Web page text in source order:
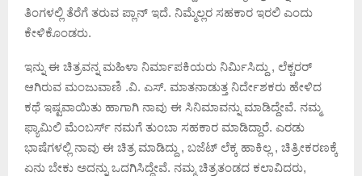
ತಿಂಗಳಲ್ಲಿ ತೆರೆಗೆ ತರುವ ಪ್ಲಾನ್ ಇದೆ. ನಿಮ್ಮೆಲ್ಲರ ಸಹಕಾರ ಇರಲಿ ಎಂದು
ಕೇಳಿಕೊಂಡರು.
ಇನ್ನು ಈ ಚಿತ್ರವನ್ನ ಮಹಿಳಾ ನಿರ್ಮಾಪಕಿಯರು ನಿರ್ಮಿಸಿದ್ದು , ಲೆಕ್ಚರರ್
ಆಗಿರುವ ಮಂಜುವಾಣಿ .ವಿ. ಎಸ್. ಮಾತನಾಡುತ್ತ ನಿರ್ದೇಶಕರು ಹೇಳಿದ
ಕಥೆ ಇಷ್ಟವಾಯಿತು ಹಾಗಾಗಿ ನಾವು ಈ ಸಿನಿಮಾವನ್ನು ಮಾಡಿದ್ದೇವೆ. ನಮ್ಮ
ಫ್ಯಾಮಿಲಿ ಮೆಂಬರ್ಸ್ ನಮಗೆ ತುಂಬಾ ಸಹಕಾರ ಮಾಡಿದ್ದಾರೆ. ಎರಡು
ಭಾಷೆಗಳಲ್ಲಿ ನಾವು ಈ ಚಿತ್ರ ಮಾಡಿದ್ದು , ಬಜೆಟ್ ಲೆಕ್ಕ ಹಾಕಿಲ್ಲ , ಚಿತ್ರೀಕರಣಕ್ಕೆ
ಏನು ಬೇಕು ಅದನ್ನು ಒದಗಿಸಿದ್ದೇವೆ. ನಮ್ಮ ಚಿತ್ರತಂಡದ ಕಲಾವಿದರು,